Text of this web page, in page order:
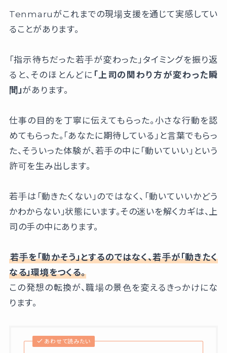
Tenmaruがこれまでの現場支援を通じて実感してい
ることがあります。
「指示待ちだった若手が変わった」タイミングを振り返
ると、そのほとんどに 「上司の関わり方が変わった瞬
間」があります。
仕事の目的を丁寧に伝えてもらった。小さな行動を認
めてもらった。「あなたに期待している」と言葉でもらっ
た、そういった体験が、若手の中に「動いていい」という
許可を生み出します。
若手は「動きたくない」のではなく、「動いていいかどう
かわからない」状態にいます。その迷いを解くカギは、上
司の手の中にあります。
若手を「動かそう」とするのではなく、若手が「動きたく
なる」環境をつくる。
この発想の転換が、職場の景色を変えるきっかけにな
ります。
あわせて読みたい